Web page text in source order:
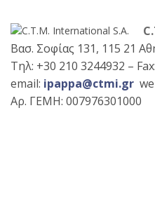
Βασ. Σοφίας 131, 115 21
Τηλ: +30 210 3244932 –
email: ipappa@ctmi.gr
Αρ. ΓΕΜΗ: 007976301000